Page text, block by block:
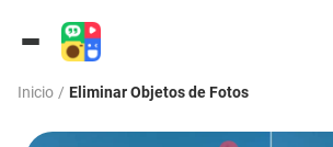
Inicio / Eliminar Objetos de Fotos